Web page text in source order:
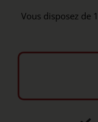
Vous disposez de